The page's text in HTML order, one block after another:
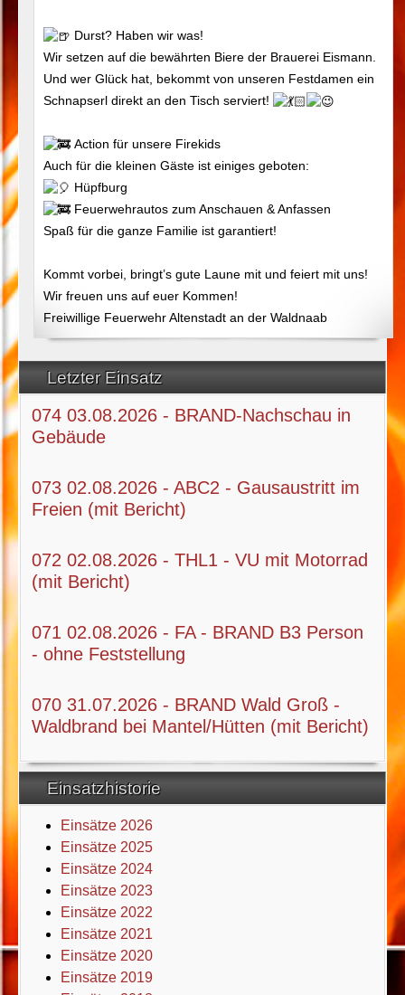
Letzter Einsatz
074 03.08.2026 - BRAND-Nachschau in
Gebäude
073 02.08.2026 - ABC2 - Gausaustritt im
Freien (mit Bericht)
072 02.08.2026 - THL1 - VU mit Motorrad
(mit Bericht)
071 02.08.2026 - FA - BRAND B3 Person
- ohne Feststellung
070 31.07.2026 - BRAND Wald Groß -
Waldbrand bei Mantel/Hütten (mit Bericht)
Einsatzhistorie
Einsätze 2026
Einsätze 2025
Einsätze 2024
Einsätze 2023
Einsätze 2022
Einsätze 2021
Einsätze 2020
Einsätze 2019
Durst? Haben wir was!
Wir setzen auf die bewährten Biere der Brauerei Eismann.
Und wer Glück hat, bekommt von unseren Festdamen ein
Schnapserl direkt an den Tisch serviert!
Action für unsere Firekids
Auch für die kleinen Gäste ist einiges geboten:
Hüpfburg
Feuerwehrautos zum Anschauen & Anfassen
Spaß für die ganze Familie ist garantiert!
Kommt vorbei, bringt’s gute Laune mit und feiert mit uns!
Wir freuen uns auf euer Kommen!
Freiwillige Feuerwehr Altenstadt an der Waldnaab